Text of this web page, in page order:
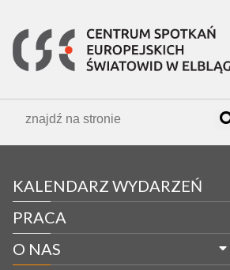
KALENDARZ WYDARZEŃ
PRACA
O NAS